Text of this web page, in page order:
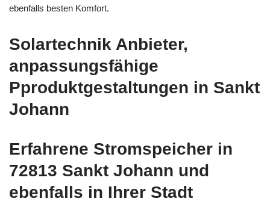
ebenfalls besten Komfort.
Solartechnik Anbieter,
anpassungsfähige
Pproduktgestaltungen in Sankt
Johann
Erfahrene Stromspeicher in
72813 Sankt Johann und
ebenfalls in Ihrer Stadt